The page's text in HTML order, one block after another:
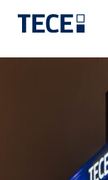
Skip to main content